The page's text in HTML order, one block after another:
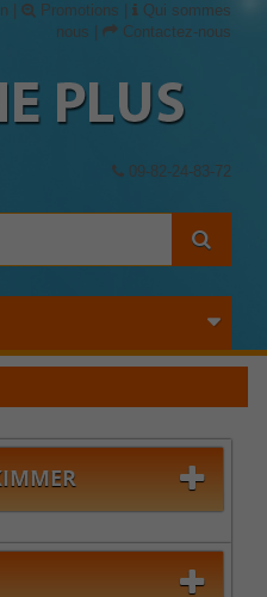
Promotions
Qui sommes
nous
Contactez-nous
09-82-24-83-72